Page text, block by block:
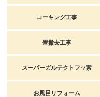
コーキング工事
畳撤去工事
スーパーガルテクトフッ素
お風呂リフォーム